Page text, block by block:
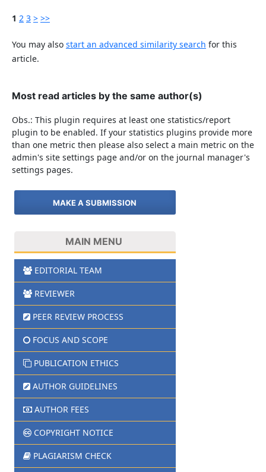
1 2 3 > >>
You may also start an advanced similarity search for this
article.
Most read articles by the same author(s)
Obs.: This plugin requires at least one statistics/report
plugin to be enabled. If your statistics plugins provide more
than one metric then please also select a main metric on the
admin's site settings page and/or on the journal manager's
settings pages.
MAKE A SUBMISSION
MAIN MENU
EDITORIAL TEAM
REVIEWER
PEER REVIEW PROCESS
FOCUS AND SCOPE
PUBLICATION ETHICS
AUTHOR GUIDELINES
AUTHOR FEES
COPYRIGHT NOTICE
PLAGIARISM CHECK